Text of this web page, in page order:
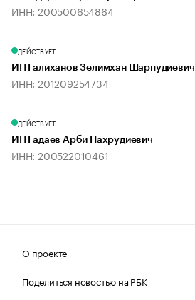
ИНН: 200500654864
ДЕЙСТВУЕТ
ИП Галиханов Зелимхан Шарпудиевич
ИНН: 201209254734
ДЕЙСТВУЕТ
ИП Гадаев Арби Пахрудиевич
ИНН: 200522010461
О проекте
Поделиться новостью на РБК